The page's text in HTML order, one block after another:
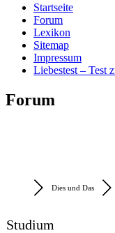
Startseite
Forum
Lexikon
Sitemap
Impressum
Liebestest – Test
Forum
Dies und Das
Studium